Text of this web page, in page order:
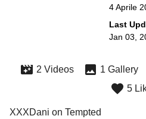
4 Aprile
Last
Jan 03,
2 Videos 1 Gallery
5
XXXDani on Tempted